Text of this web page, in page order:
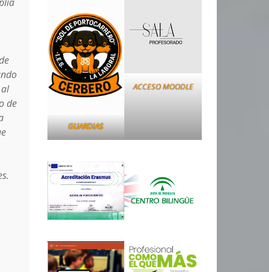
de
GUARDIAS
ACCESO MOODLE